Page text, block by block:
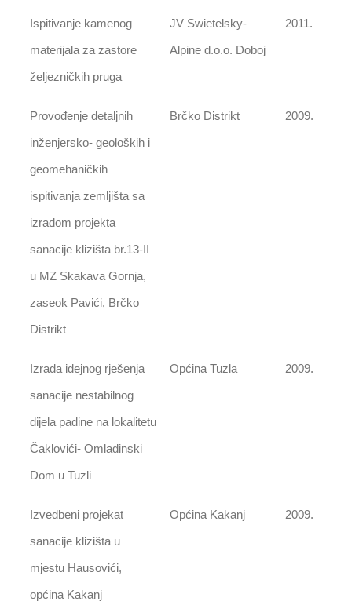
Ispitivanje kamenog
materijala za zastore
željezničkih pruga
JV Swietelsky-
Alpine d.o.o. Doboj
2011.
Provođenje detaljnih
inženjersko- geoloških i
geomehaničkih
ispitivanja zemljišta sa
izradom projekta
sanacije klizišta br.13-II
u MZ Skakava Gornja,
zaseok Pavići, Brčko
Distrikt
Brčko Distrikt 2009.
Izrada idejnog rješenja
sanacije nestabilnog
dijela padine na lokalitetu
Čaklovići- Omladinski
Dom u Tuzli
Općina Tuzla 2009.
Izvedbeni projekat
sanacije klizišta u
mjestu Hausovići,
općina Kakanj
Općina Kakanj 2009.